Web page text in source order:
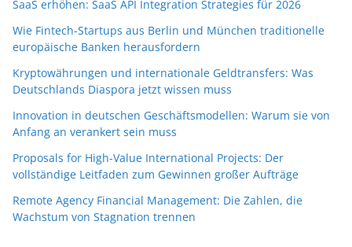
SaaS erhöhen: SaaS API Integration Strategies für 2026
Wie Fintech-Startups aus Berlin und München traditionelle
europäische Banken herausfordern
Kryptowährungen und internationale Geldtransfers: Was
Deutschlands Diaspora jetzt wissen muss
Innovation in deutschen Geschäftsmodellen: Warum sie von
Anfang an verankert sein muss
Proposals for High-Value International Projects: Der
vollständige Leitfaden zum Gewinnen großer Aufträge
Remote Agency Financial Management: Die Zahlen, die
Wachstum von Stagnation trennen